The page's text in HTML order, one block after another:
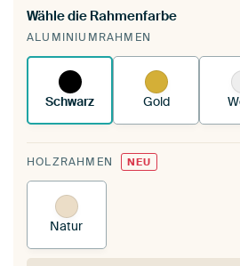
Du spannst einen
deinen vorhandenen
funktioniert es.
Wähle die Rahmenfarbe
ALUMINIUMRAHMEN
Schwarz Gold
HOLZRAHMEN NEU
Natur